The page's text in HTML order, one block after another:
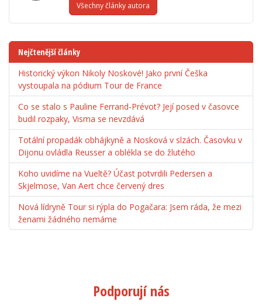
Všechny články autora
Nejčtenější články
Historický výkon Nikoly Noskové! Jako první Češka
vystoupala na pódium Tour de France
Co se stalo s Pauline Ferrand-Prévot? Její posed v časovce
budil rozpaky, Visma se nevzdává
Totální propadák obhájkyně a Nosková v slzách. Časovku v
Dijonu ovládla Reusser a oblékla se do žlutého
Koho uvidíme na Vueltě? Účast potvrdili Pedersen a
Skjelmose, Van Aert chce červený dres
Nová lídryně Tour si rýpla do Pogačara: Jsem ráda, že mezi
ženami žádného nemáme
Podporují nás